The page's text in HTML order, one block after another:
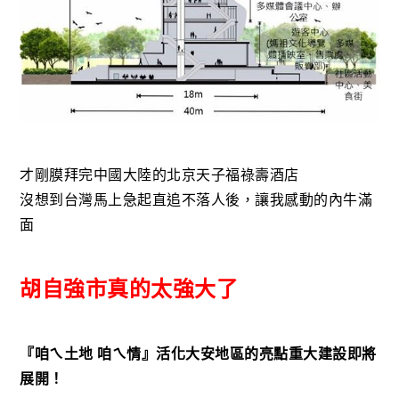
才剛膜拜完中國大陸的北京天子福祿壽酒店
沒想到台灣馬上急起直追不落人後，讓我感動的內牛滿
面
胡自強市真的太強大了
『咱ㄟ土地 咱ㄟ情』活化大安地區的亮點重大建設即將
展開！